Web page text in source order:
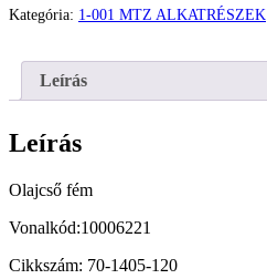
Kategória: 1-001 MTZ ALKATRÉSZEK
Leírás
Leírás
Olajcső fém
Vonalkód:10006221
Cikkszám: 70-1405-120